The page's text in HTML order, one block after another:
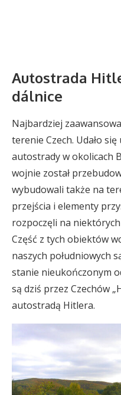
Autostrada
dálnice
Najbardziej
terenie Czech. Udało
autostrady w okolicach
wojnie został
wybudowali także na
przejścia i elementy
rozpoczęli na
Część z tych obiektów
naszych południowych
stanie nieukończonym
są dziś przez Czechów
autostradą Hitlera.